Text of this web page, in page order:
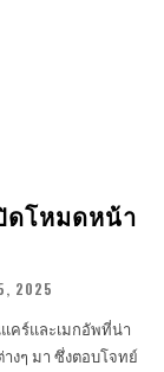
ดโหมดหน้า
2025
คร์และเมกอัพที่น่า
งๆ มา ซึ่งตอบโจทย์